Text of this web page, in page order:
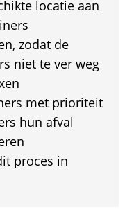
locatie aan
zodat de
niet te ver weg
met prioriteit
hun afval
proces in